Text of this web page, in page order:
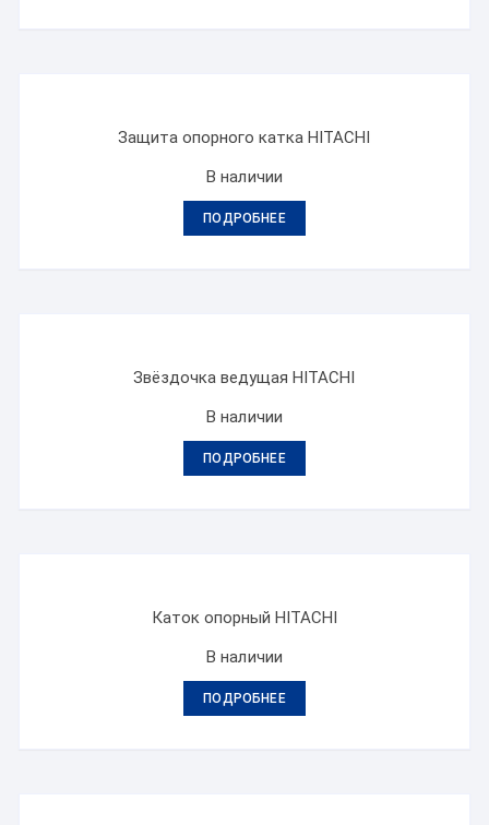
Защита опорного катка HITACHI
В наличии
ПОДРОБНЕЕ
Звёздочка ведущая HITACHI
В наличии
ПОДРОБНЕЕ
Каток опорный HITACHI
В наличии
ПОДРОБНЕЕ